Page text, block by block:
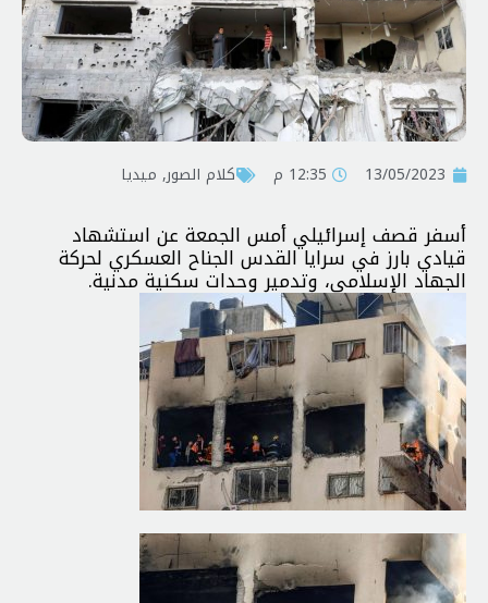
13/05/2023 12:35 م کلام الصور, ميديا
أسفر قصف إسرائيلي أمس الجمعة عن استشهاد
قيادي بارز في سرايا القدس الجناح العسكري لحركة
الجهاد الإسلامي، وتدمير وحدات سكنية مدنية.